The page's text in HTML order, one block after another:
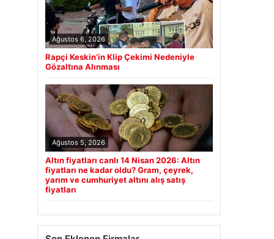
Ağustos 6, 2026
Rapçi Keskin’in Klip Çekimi Nedeniyle
Gözaltına Alınması
Ağustos 5, 2026
Altın fiyatları canlı 14 Nisan 2026: Altın
fiyatları ne kadar oldu? Gram, çeyrek,
yarım ve cumhuriyet altını alış satış
fiyatları